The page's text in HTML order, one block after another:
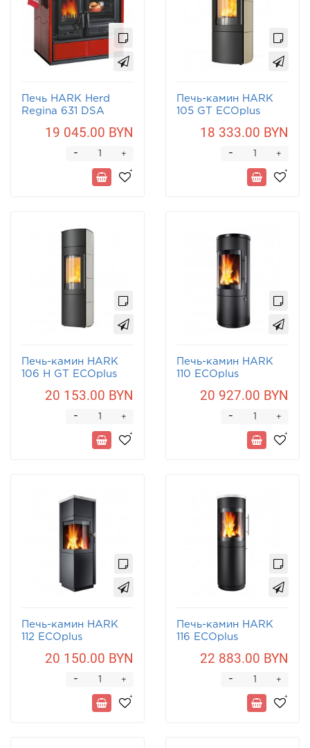
Печь HARK Herd
Regina 631 DSA
19 045.00 BYN
+
-
Печь-камин HARK
105 GT ECOplus
18 333.00 BYN
+
-
Печь-камин HARK
106 H GT ECOplus
20 153.00 BYN
+
-
Печь-камин HARK
110 ECOplus
20 927.00 BYN
+
-
Печь-камин HARK
112 ECOplus
20 150.00 BYN
+
-
Печь-камин HARK
116 ECOplus
22 883.00 BYN
+
-